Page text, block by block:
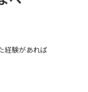
経験があれば